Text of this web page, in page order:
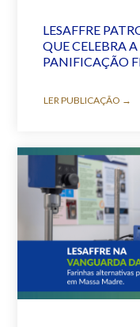
LESAFFRE
QUE CELEBRA
PANIFICAÇÃO
LER PUBLICAÇÃO →